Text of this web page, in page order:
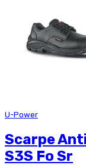
U-Power
Scarpe
S3S Fo Sr